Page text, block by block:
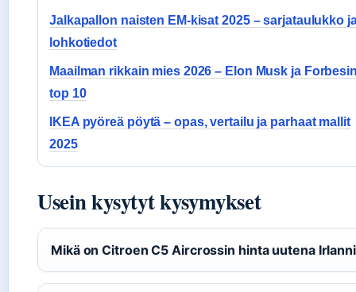
Jalkapallon naisten EM-kisat 2025 – sarjataulukko
lohkotiedot
Maailman rikkain mies 2026 – Elon Musk ja
top 10
IKEA pyöreä pöytä – opas, vertailu ja parhaat mallit
2025
Usein kysytyt kysymykset
Mikä on Citroen C5 Aircrossin hinta uutena